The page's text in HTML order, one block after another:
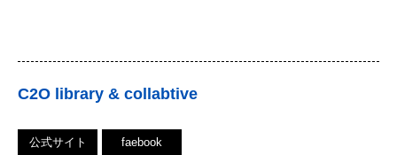
C2O library & collabtive
公式サイト faebook